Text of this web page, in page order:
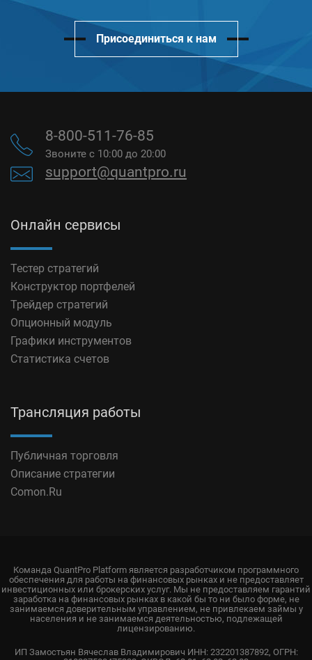
Присоединиться к нам
8-800-511-76-85
Звоните с 10:00 до 20:00
support@quantpro.ru
Онлайн сервисы
Тестер стратегий
Конструктор портфелей
Трейдер стратегий
Опционный модуль
Графики инструментов
Статистика счетов
Трансляция работы
Публичная торговля
Описание стратегии
Comon.Ru
Команда QuantPro Platform является разработчиком программного
обеспечения для работы на финансовых рынках и не предоставляет
инвестиционных или брокерских услуг. Мы не предоставляем гарантий
заработка на финансовых рынках в какой бы то ни было форме, не
занимаемся доверительным управлением, не привлекаем займы у
населения и не занимаемся деятельностью, подлежащей
лицензированию.
ИП Замостьян Вячеслав Владимирович ИНН: 232201387892, ОГРН: